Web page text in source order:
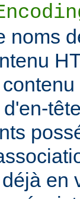
noms
en